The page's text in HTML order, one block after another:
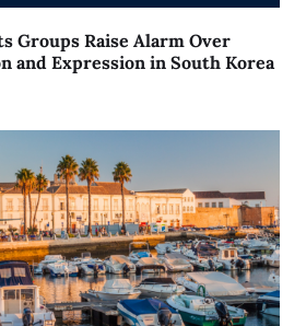
Groups Raise Alarm Over
and Expression in South Korea